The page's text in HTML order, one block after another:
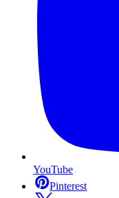
YouTube
Pinterest